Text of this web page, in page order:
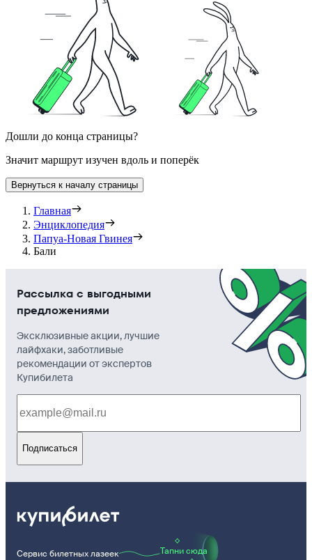
Дошли до конца страницы?
Значит маршрут изучен вдоль и поперёк
Вернуться к началу страницы
Главная
Энциклопедия
Папуа-Новая Гвинея
Бали
Рассылка с выгодными
предложениями
Эксклюзивные акции, лучшие
лайфхаки, заботливые
рекомендации от экспертов
Купибилета
Подписаться
Сервис билетных лазеек Тапни сюда